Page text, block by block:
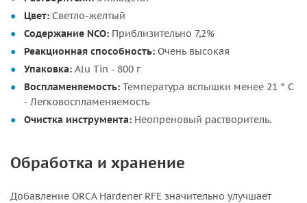
Цвет: Светло-желтый
Содержание NCO: Приблизительно 7,2%
Реакционная способность: Очень высокая
Упаковка: Alu Tin - 800 г
Воспламеняемость: Температура вспышки менее 21 ° C
- Легковоспламеняемость
Очистка инструмента: Неопреновый растворитель.
Обработка и хранение
Добавление ORCA Hardener RFE значительно улучшает